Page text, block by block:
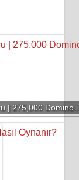
| 275,000